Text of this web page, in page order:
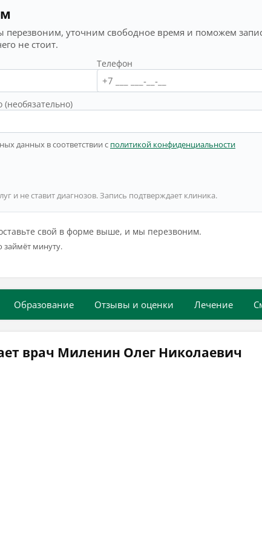
уточним свободное время и поможем
не стоит.
Телефон
(необязательно)
данных в соответствии с политикой конфиденциальности
и не ставит диагнозов. Запись подтверждает клиника.
свой в форме выше, и мы перезвоним.
займёт минуту.
Образование Отзывы и оценки Лечение
врач Миленин Олег Николаевич